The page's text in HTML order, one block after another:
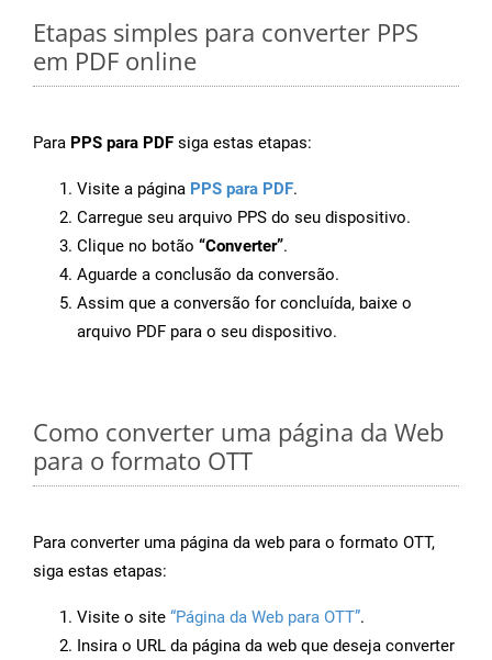
Etapas simples para converter PPS
em PDF online
Para PPS para PDF siga estas etapas:
Visite a página PPS para PDF.
Carregue seu arquivo PPS do seu dispositivo.
Clique no botão “Converter”.
Aguarde a conclusão da conversão.
Assim que a conversão for concluída, baixe o
arquivo PDF para o seu dispositivo.
Como converter uma página da Web
para o formato OTT
Para converter uma página da web para o formato OTT,
siga estas etapas:
Visite o site “Página da Web para OTT”.
Insira o URL da página da web que deseja converter